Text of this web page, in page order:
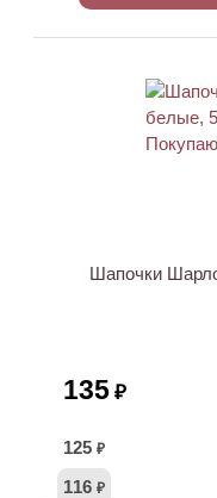
Шапочки
135 ₽
125 ₽
116 ₽